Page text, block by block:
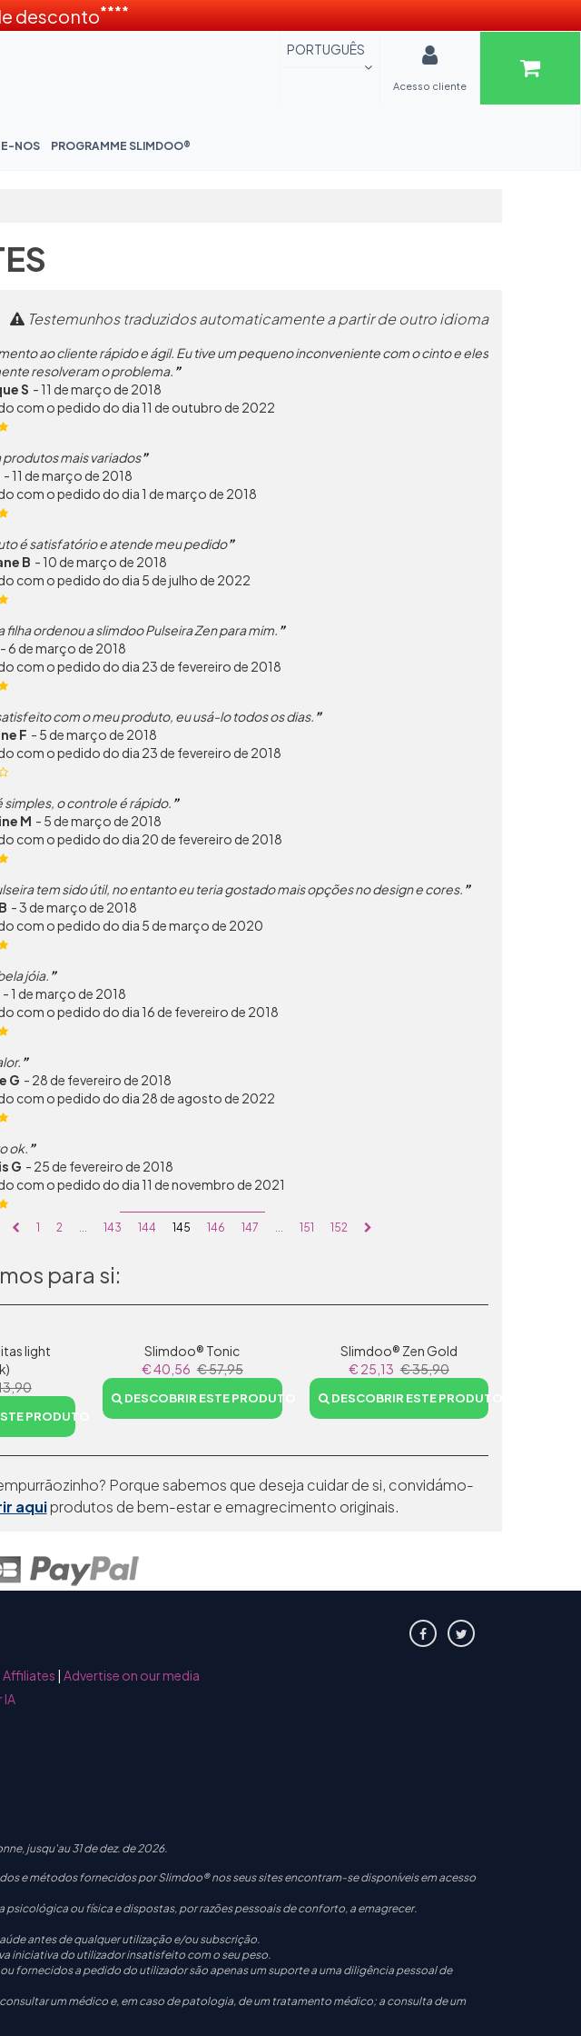
desconto****
NOS PROGRAMME SLIMDOO®
Acesso cliente
PORTUGUÊS
Testemunhos traduzidos automaticamente a partir de outro idioma
ao cliente rápido e ágil. Eu tive um pequeno inconveniente com o cinto e eles
resolveram o problema.
S - 11 de março de 2018
com o pedido do dia 11 de outubro de 2022
produtos mais variados
- 11 de março de 2018
com o pedido do dia 1 de março de 2018
é satisfatório e atende meu pedido
B - 10 de março de 2018
com o pedido do dia 5 de julho de 2022
filha ordenou a slimdoo Pulseira Zen para mim.
-6 de março de 2018
com o pedido do dia 23 de fevereiro de 2018
com o meu produto, eu usá-lo todos os dias.
F - 5 de março de 2018
com o pedido do dia 23 de fevereiro de 2018
simples, o controle é rápido.
M - 5 de março de 2018
com o pedido do dia 20 de fevereiro de 2018
tem sido útil, no entanto eu teria gostado mais opções no design e cores.
-3 de março de 2018
com o pedido do dia 5 de março de 2020
jóia.
- 1 de março de 2018
com o pedido do dia 16 de fevereiro de 2018
G - 28 de fevereiro de 2018
com o pedido do dia 28 de agosto de 2022
ok.
G - 25 de fevereiro de 2018
com o pedido do dia 11 de novembro de 2021
1 2 143 144 145 146 147 151 152
para si:
light
PRODUTO
Slimdoo® Tonic
€ 40,56 € 57,95
DESCOBRIR ESTE PRODUTO
Slimdoo® Zen Gold
€ 25,13 € 35,90
DESCOBRIR ESTE PRODUTO
Porque sabemos que deseja cuidar de si, convidámo-
aquiprodutos de bem-estar e emagrecimento originais.
Affiliates Advertise on our media
IA
jusqu'au 31 de dez. de 2026.
e métodos fornecidos por Slimdoo® nos seus sites encontram-se disponíveis em acesso
ou física e dispostas, por razões pessoais de conforto, a emagrecer.
antes de qualquer utilização e/ou subscrição.
iniciativa do utilizador insatisfeito com o seu peso.
fornecidos a pedido do utilizador são apenas um suporte a uma diligência pessoal de
um médico e, em caso de patologia, de um tratamento médico; a consulta de um